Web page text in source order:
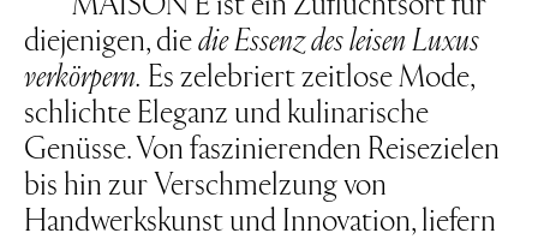
MAISON Ë ist ein Zufluchtsort für
diejenigen, die die Essenz des leisen Luxus
verkörpern. Es zelebriert zeitlose Mode,
schlichte Eleganz und kulinarische
Genüsse. Von faszinierenden Reisezielen
bis hin zur Verschmelzung von
Handwerkskunst und Innovation, liefern